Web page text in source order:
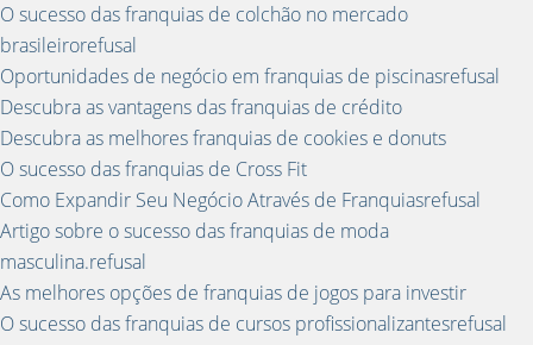
O sucesso das franquias de colchão no mercado
brasileirorefusal
Oportunidades de negócio em franquias de piscinasrefusal
Descubra as vantagens das franquias de crédito
Descubra as melhores franquias de cookies e donuts
O sucesso das franquias de Cross Fit
Como Expandir Seu Negócio Através de Franquiasrefusal
Artigo sobre o sucesso das franquias de moda
masculina.refusal
As melhores opções de franquias de jogos para investir
O sucesso das franquias de cursos profissionalizantesrefusal